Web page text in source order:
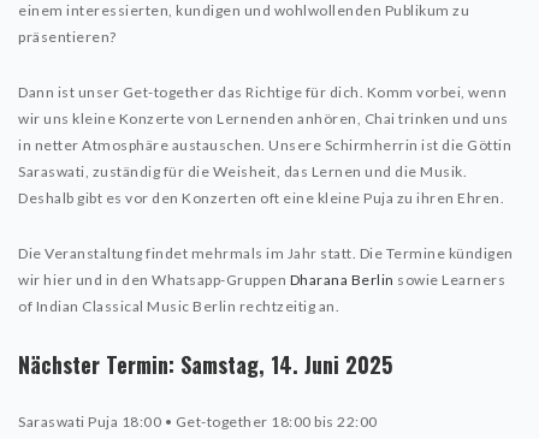
einem interessierten, kundigen und wohlwollenden Publikum zu
präsentieren?
Dann ist unser Get-together das Richtige für dich. Komm vorbei, wenn
wir uns kleine Konzerte von Lernenden anhören, Chai trinken und uns
in netter Atmosphäre austauschen. Unsere Schirmherrin ist die Göttin
Saraswati, zuständig für die Weisheit, das Lernen und die Musik.
Deshalb gibt es vor den Konzerten oft eine kleine Puja zu ihren Ehren.
Die Veranstaltung findet mehrmals im Jahr statt. Die Termine kündigen
wir hier und in den Whatsapp-Gruppen Dharana Berlin sowie Learners
of Indian Classical Music Berlin rechtzeitig an.
Nächster Termin: Samstag, 14. Juni 2025
Saraswati Puja 18:00 • Get-together 18:00 bis 22:00